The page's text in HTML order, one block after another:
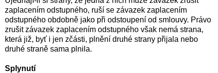
zaplacením odstupného, ruší se závazek zaplacením
odstupného obdobně jako při odstoupení od smlouvy. Právo
zrušit závazek zaplacením odstupného však nemá strana,
která již, byť i jen zčásti, plnění druhé strany přijala nebo
druhé straně sama plnila.
Splynutí